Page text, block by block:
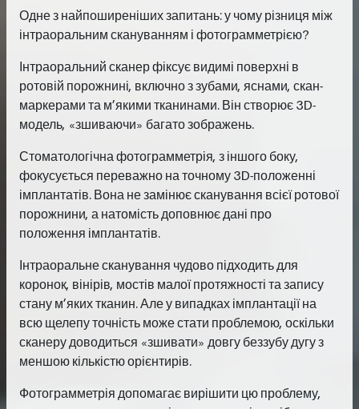
Одне з найпоширеніших запитань: у чому різниця між
інтраоральним скануванням і фотограмметрією?
Інтраоральний сканер фіксує видимі поверхні в
ротовій порожнині, включно з зубами, яснами, скан-
маркерами та м’якими тканинами. Він створює 3D-
модель, «зшиваючи» багато зображень.
Стоматологічна фотограмметрія, з іншого боку,
фокусується переважно на точному 3D-положенні
імплантатів. Вона не замінює сканування всієї ротової
порожнини, а натомість доповнює дані про
положення імплантатів.
Інтраоральне сканування чудово підходить для
коронок, вінірів, мостів малої протяжності та запису
стану м’яких тканин. Але у випадках імплантації на
всю щелепу точність може стати проблемою, оскільки
сканеру доводиться «зшивати» довгу беззубу дугу з
меншою кількістю орієнтирів.
Фотограмметрія допомагає вирішити цю проблему,